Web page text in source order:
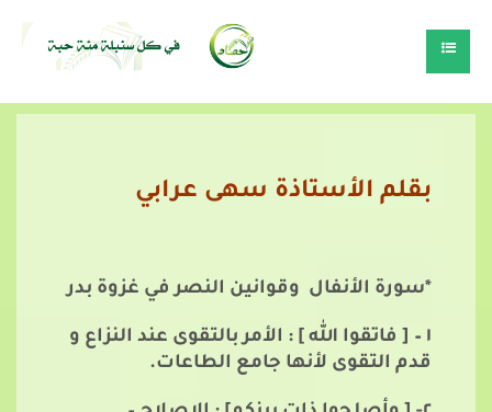
بقلم الأستاذة سهى عرابي
*سورة الأنفال وقوانين النصر في غزوة بدر
١ – [ فاتقوا الله ] : الأمر بالتقوى عند النزاع و
قدم التقوى لأنها جامع الطاعات.